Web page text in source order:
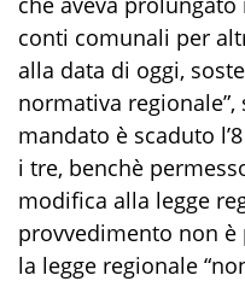
conti comunali per
alla data di oggi,
normativa
mandato è scaduto
i tre, benchè
modifica alla legge
provvedimento non
la legge regionale